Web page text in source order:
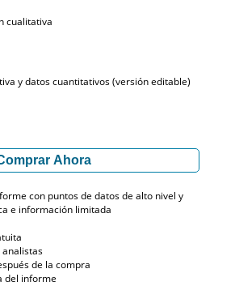
cualitativa
y datos cuantitativos (versión editable)
Ahora
con puntos de datos de alto nivel y
e información limitada
de la compra
del informe